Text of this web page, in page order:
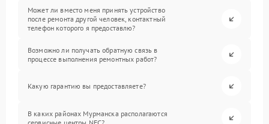
Может ли вместо меня принять устройство
после ремонта другой человек, контактный
телефон которого я предоставлю?
Возможно ли получать обратную связь в
процессе выполнения ремонтных работ?
Какую гарантию вы предоставляете?
В каких районах Мурманска располагаются
сервисные центры NEC?